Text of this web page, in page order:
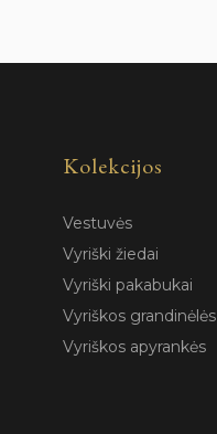
Kolekcijos
Vestuvės
Vyriški žiedai
Vyriški pakabukai
Vyriškos grandinėlės
Vyriškos apyrankės